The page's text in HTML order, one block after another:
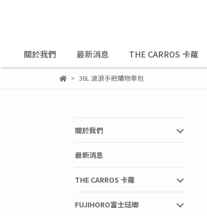
關於我們 最新消息 THE CARROS 卡蘿
36L 波浪手把購物車包
關於我們
最新消息
THE CARROS 卡蘿
FUJIHORO富士琺瑯